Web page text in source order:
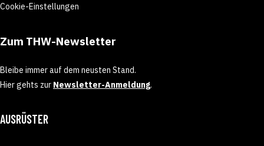
Cookie-Einstellungen
Zum THW-Newsletter
Bleibe immer auf dem neusten Stand.
Hier gehts zur Newsletter-Anmeldung.
AUSRÜSTER